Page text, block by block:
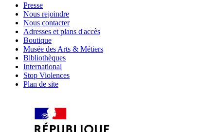
Presse
Nous rejoindre
Nous contacter
Adresses et plans d'accès
Boutique
Musée des Arts & Métiers
Bibliothèques
International
Stop Violences
Plan de site